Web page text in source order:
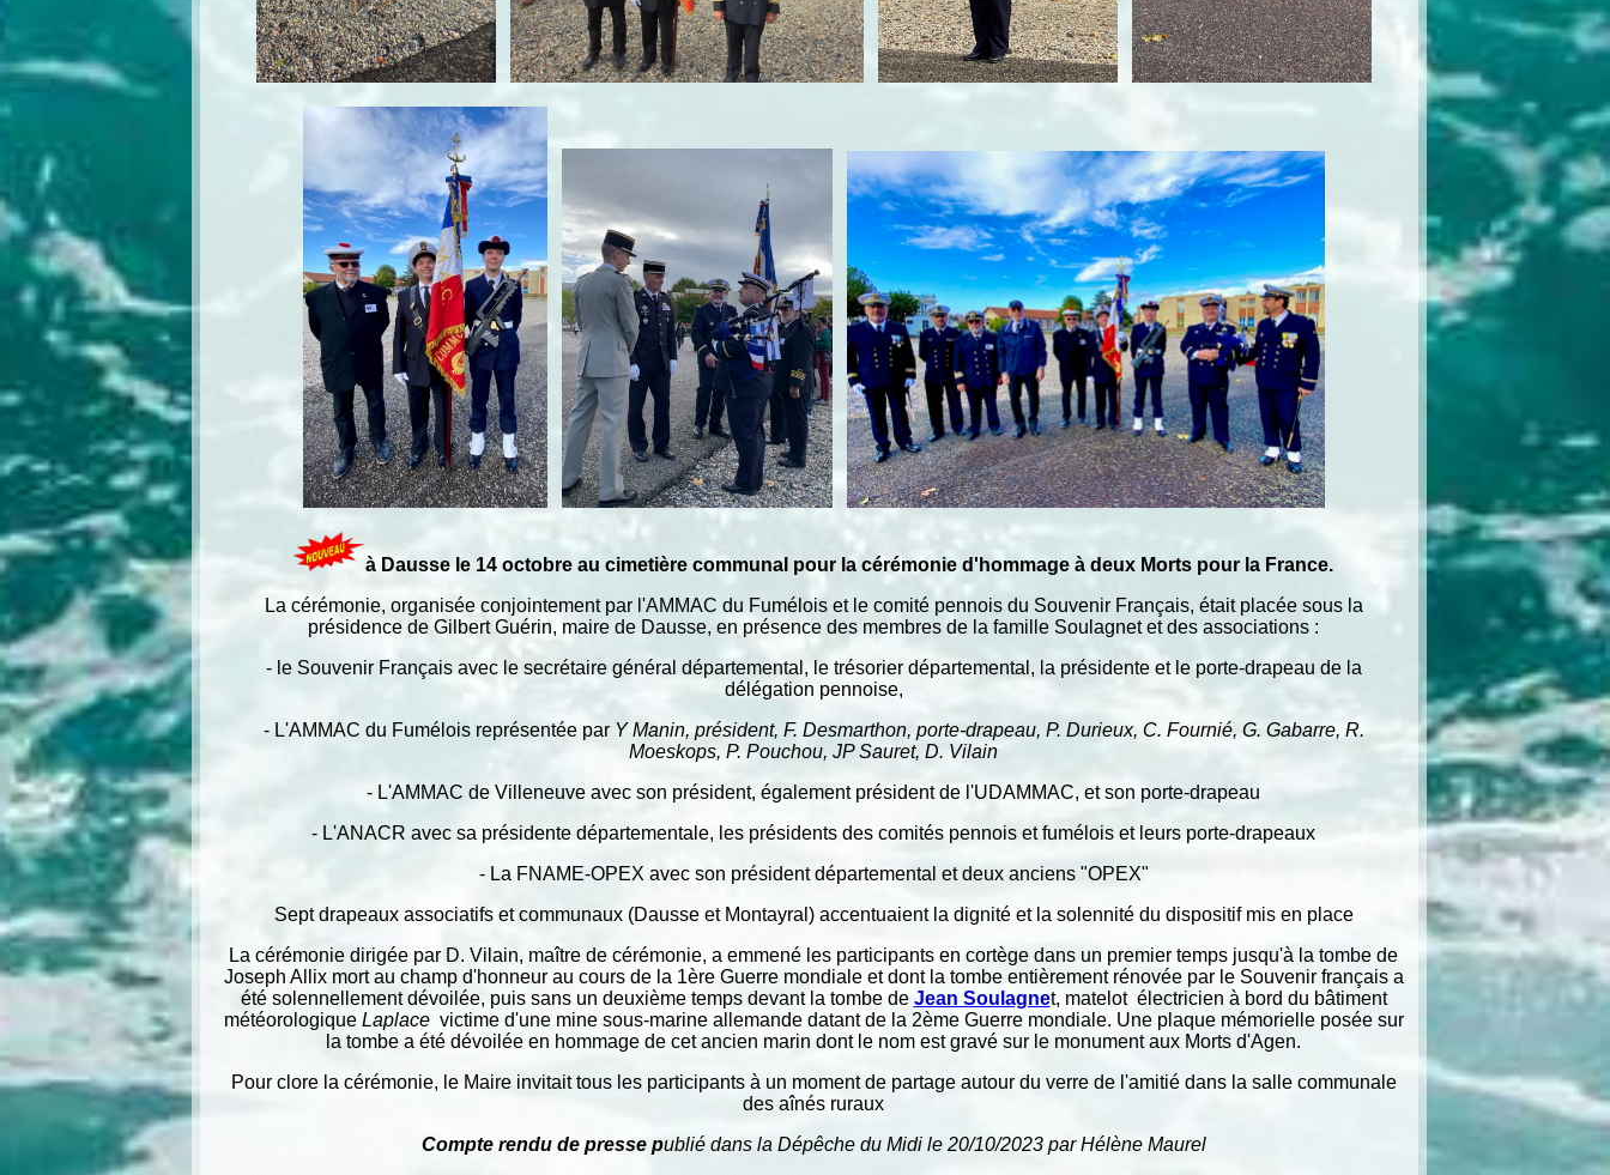
à Dausse le 14 octobre au cimetière communal pour la cérémonie d'hommage à deux Morts pour la France.
La cérémonie, organisée conjointement par l'AMMAC du Fumélois et le comité pennois du Souvenir Français, était placée sous la
présidence de Gilbert Guérin, maire de Dausse, en présence des membres de la famille Soulagnet et des associations :
- le Souvenir Français avec le secrétaire général départemental, le trésorier départemental, la présidente et le porte-drapeau de la
délégation pennoise,
- L'AMMAC du Fumélois représentée par Y Manin, président, F. Desmarthon, porte-drapeau, P. Durieux, C. Fournié, G. Gabarre, R.
Moeskops, P. Pouchou, JP Sauret, D. Vilain
- L'AMMAC de Villeneuve avec son président, également président de l'UDAMMAC, et son porte-drapeau
- L'ANACR avec sa présidente départementale, les présidents des comités pennois et fumélois et leurs porte-drapeaux
- La FNAME-OPEX avec son président départemental et deux anciens "OPEX"
Sept drapeaux associatifs et communaux (Dausse et Montayral) accentuaient la dignité et la solennité du dispositif mis en place
La cérémonie dirigée par D. Vilain, maître de cérémonie, a emmené les participants en cortège dans un premier temps jusqu'à la tombe de
Joseph Allix mort au champ d'honneur au cours de la 1ère Guerre mondiale et dont la tombe entièrement rénovée par le Souvenir français a
été solennellement dévoilée, puis sans un deuxième temps devant la tombe de Jean Soulagnet, matelot électricien à bord du bâtiment
météorologique Laplacevictime d'une mine sous-marine allemande datant de la 2ème Guerre mondiale. Une plaque mémorielle posée sur
la tombe a été dévoilée en hommage de cet ancien marin dont le nom est gravé sur le monument aux Morts d'Agen.
Pour clore la cérémonie, le Maire invitait tous les participants à un moment de partage autour du verre de l'amitié dans la salle communale
des aînés ruraux
Compte rendu de presse publié dans la Dépêche du Midi le 20/10/2023par Hélène Maurel